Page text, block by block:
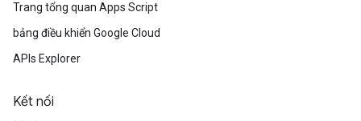
Trang tổng quan Apps Script
bảng điều khiển Google Cloud
APIs Explorer
Kết nối